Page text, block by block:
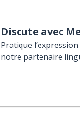
Discute avec
Pratique
notre partenaire